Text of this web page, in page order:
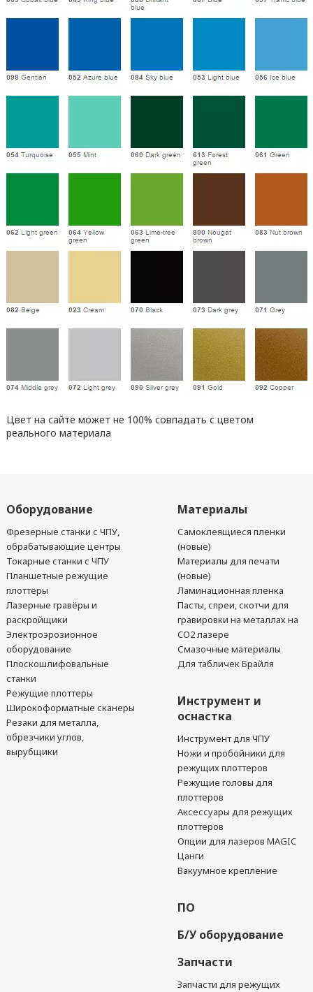
Цвет на сайте может не 100% совпадать с цветом
реального материала
Оборудование
Фрезерные станки с ЧПУ,
обрабатывающие центры
Токарные станки с ЧПУ
Планшетные режущие
плоттеры
Лазерные гравёры и
раскройщики
Электроэрозионное
оборудование
Плоскошлифовальные
станки
Режущие плоттеры
Широкоформатные сканеры
Резаки для металла,
обрезчики углов,
вырубщики
Материалы
Самоклеящиеся пленки
(новые)
Материалы для печати
(новые)
Ламинационная пленка
Пасты, спреи, скотчи для
гравировки на металлах на
CO2 лазере
Смазочные материалы
Для табличек Брайля
Инструмент и
оснастка
Инструмент для ЧПУ
Ножи и пробойники для
режущих плоттеров
Режущие головы для
плоттеров
Аксессуары для режущих
плоттеров
Опции для лазеров MAGIC
Цанги
Вакуумное крепление
ПО
Б/У оборудование
Запчасти
Запчасти для режущих